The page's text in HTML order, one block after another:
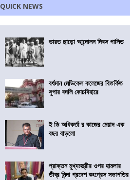
QUICK NEWS
ভারত ছাড়ো আন্দোলন দিবস পালিত
বর্ধমান মেডিকেল কলেজের বিতর্কিত
সুপার বদলি কোচবিহারে
ই ডি অধিকর্তা র কাজের মেয়াদ এক
বছর বাড়লো
প্রাক্তন মুখ্যমন্ত্রীর ওপর হামলার
তীব্র নিন্দা প্রদেশ কংগ্রেস সভাপতির